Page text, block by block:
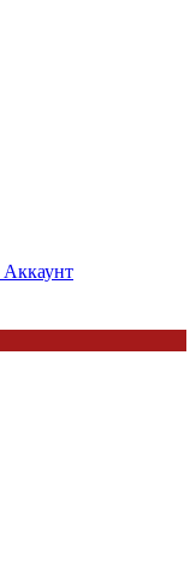
Аккаунт